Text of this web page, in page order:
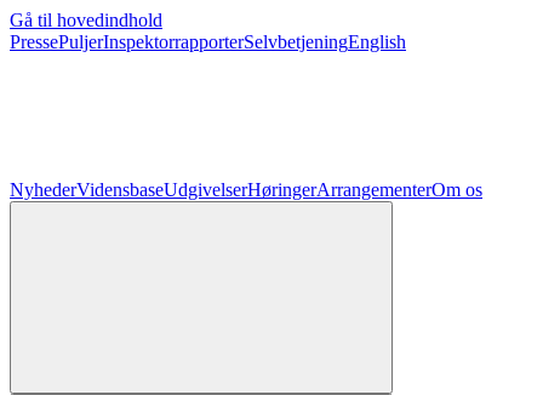
Gå til hovedindhold
PressePuljerInspektorrapporterSelvbetjeningEnglish
NyhederVidensbaseUdgivelserHøringerArrangementerOm os